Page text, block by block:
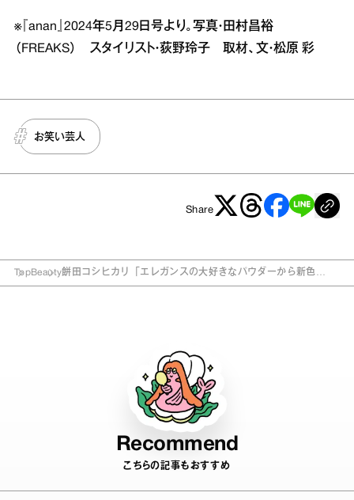
※『anan』2024年5月29日号より。写真・田村昌裕
（FREAKS） スタイリスト・荻野玲子 取材、文・松原 彩
お笑い芸人
Share
TopBeauty餅田コシヒカリ「エレガンスの大好きなパウダーから新色
Recommend
こちらの記事もおすすめ